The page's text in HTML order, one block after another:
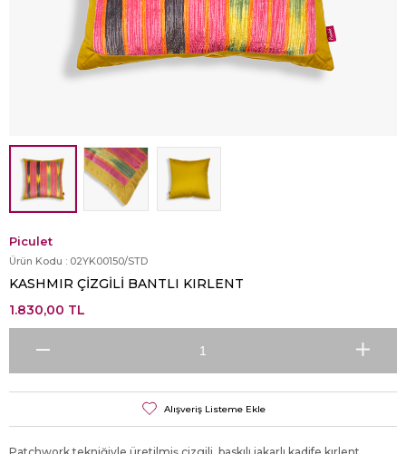
Piculet
Ürün Kodu : 02YK00150/STD
KASHMIR ÇİZGİLİ BANTLI KIRLENT
1.830,00 TL
Alışveriş Listeme Ekle